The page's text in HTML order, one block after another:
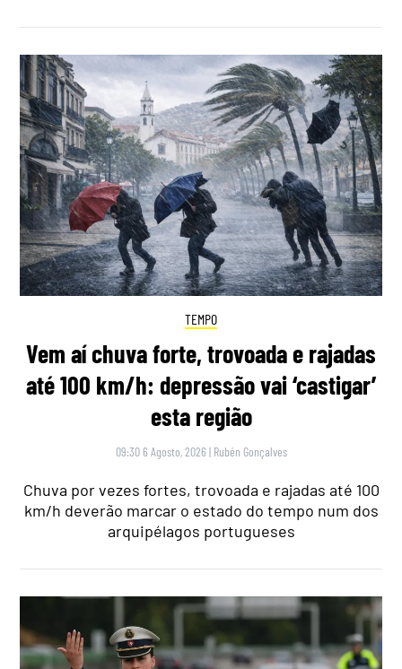
TEMPO
Vem aí chuva forte, trovoada e rajadas
até 100 km/h: depressão vai ‘castigar’
esta região
09:30 6 Agosto, 2026 | Rubén Gonçalves
Chuva por vezes fortes, trovoada e rajadas até 100
km/h deverão marcar o estado do tempo num dos
arquipélagos portugueses